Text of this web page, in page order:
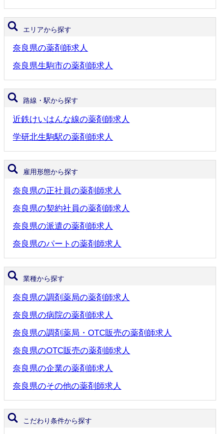
エリアから探す
奈良県の薬剤師求人
奈良県生駒市の薬剤師求人
路線・駅から探す
近鉄けいはんな線の薬剤師求人
学研北生駒駅の薬剤師求人
雇用形態から探す
奈良県の正社員の薬剤師求人
奈良県の契約社員の薬剤師求人
奈良県の派遣の薬剤師求人
奈良県のパートの薬剤師求人
業種から探す
奈良県の調剤薬局の薬剤師求人
奈良県の病院の薬剤師求人
奈良県の調剤薬局・OTC販売の薬剤師求人
奈良県のOTC販売の薬剤師求人
奈良県の企業の薬剤師求人
奈良県のその他の薬剤師求人
こだわり条件から探す